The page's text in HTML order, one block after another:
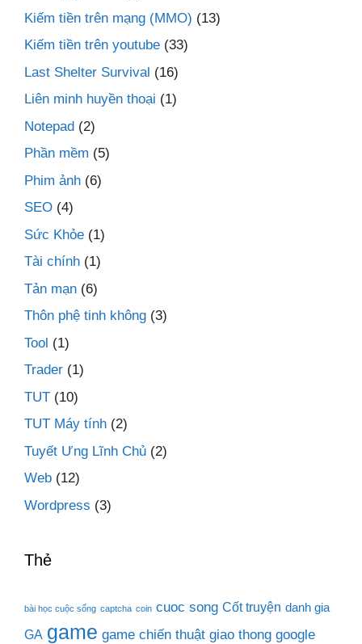
Kiếm tiền trên mạng (MMO) (13)
Kiếm tiền trên youtube (33)
Last Shelter Survival (16)
Liên minh huyền thoại (1)
Notepad (2)
Phần mềm (5)
Phim ảnh (6)
SEO (4)
Sức Khỏe (1)
Tài chính (1)
Tản mạn (6)
Thôn phệ tinh không (3)
Tool (1)
Trader (1)
TUT (10)
TUT Máy tính (2)
Tuyết Ưng Lĩnh Chủ (2)
Web (12)
Wordpress (3)
Thẻ
bài học cuộc sống captcha coin cuoc song Cốt truyện danh gia
GA game game chiến thuật giao thong google